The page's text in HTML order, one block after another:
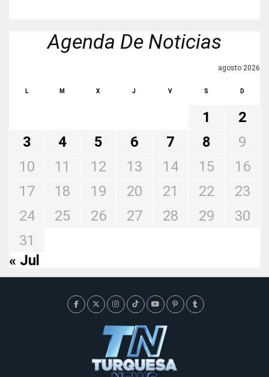
Agenda De Noticias
agosto 2026
L M X J V S D
1
2
3
4 5 6 7 8
9
10
11 12 13 14 15
16
17
18 19 20 21 22
23
24
25 26 27 28 29
30
31
« Jul